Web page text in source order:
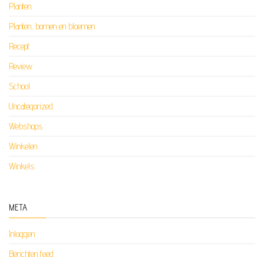
Planten
Planten, bomen en bloemen
Recept
Review
School
Uncategorized
Webshops
Winkelen
Winkels
META
Inloggen
Berichten feed